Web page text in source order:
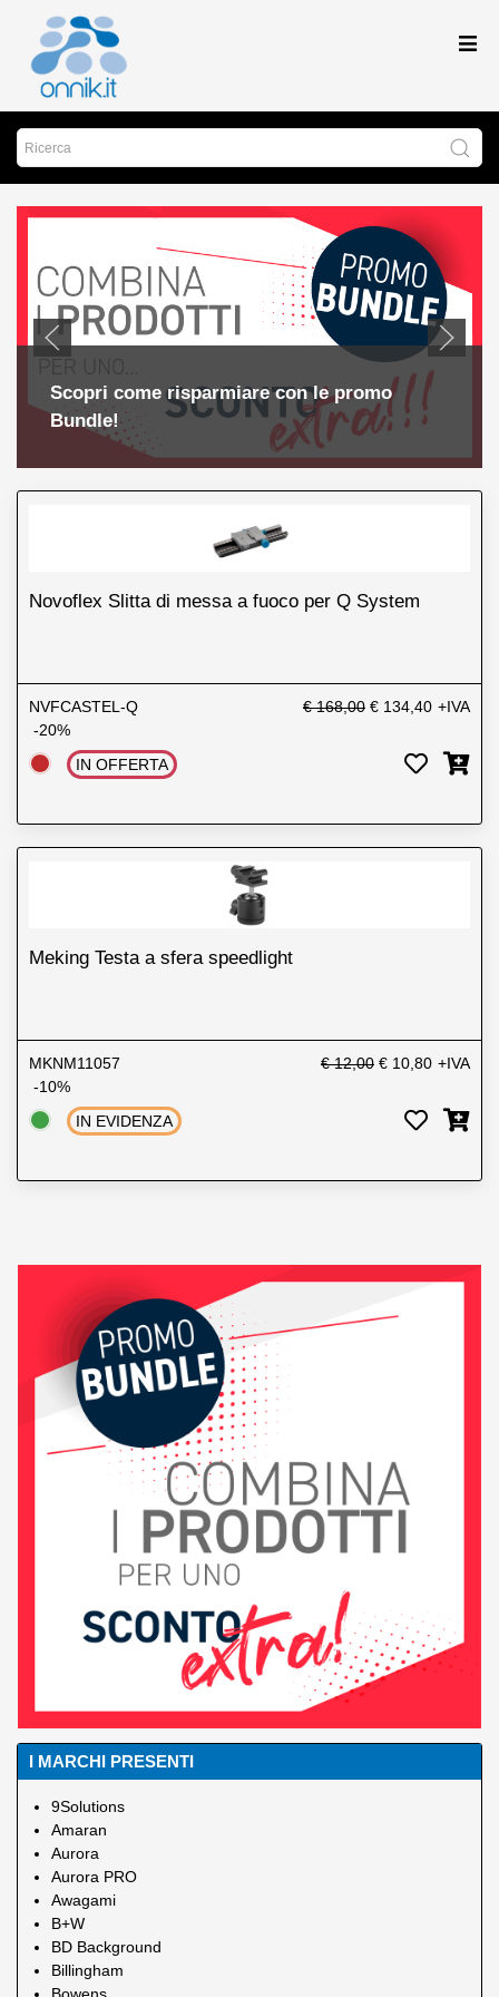
Scopri come risparmiare con le promo
Bundle!
Novoflex Slitta di messa a fuoco per Q System
NVFCASTEL-Q
-20%
€ 168,00 € 134,40 +IVA
IN OFFERTA
Meking Testa a sfera speedlight
MKNM11057
-10%
€ 12,00 € 10,80 +IVA
IN EVIDENZA
I MARCHI PRESENTI
9Solutions
Amaran
Aurora
Aurora PRO
Awagami
B+W
BD Background
Billingham